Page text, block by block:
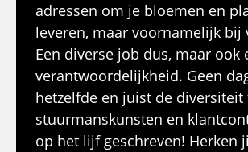
adressen om je bloemen en
leveren, maar voornamelijk bij
Een diverse job dus, maar ook
verantwoordelijkheid. Geen
hetzelfde en juist de diversiteit
stuurmanskunsten en
op het lijf geschreven! Herken